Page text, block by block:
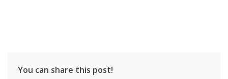
You can share this post!